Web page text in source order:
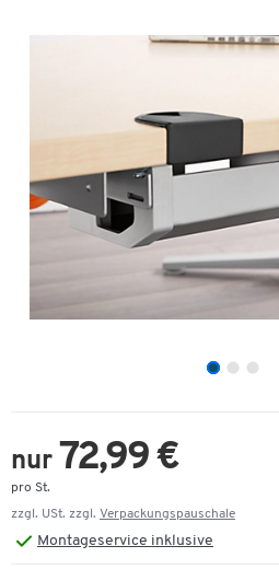
nur 72,99 €
pro St.
zzgl. USt. zzgl. Verpackungspauschale
Montageservice inklusive